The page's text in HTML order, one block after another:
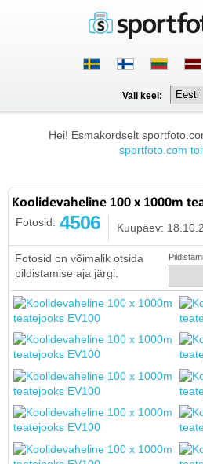
Vali keel:
Hei! Esmakordselt
sportfoto.com
Koolidevaheline 100 x 1000m
Fotosid: 4506 Kuupäev:
Fotosid on võimalik otsida
pildistamise aja järgi.